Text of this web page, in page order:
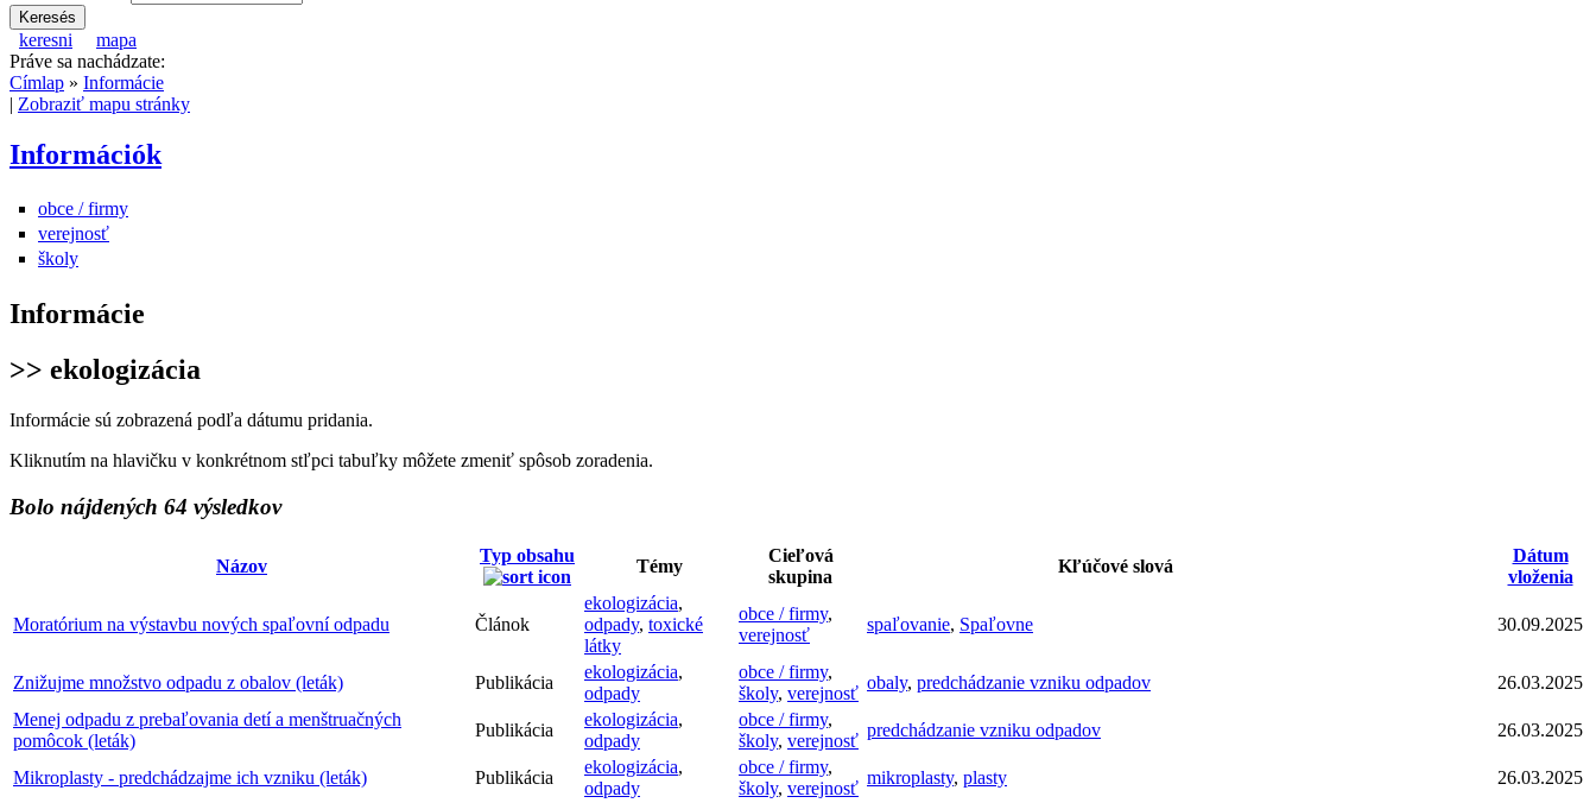
keresni
mapa
Práve sa nachádzate:
Címlap » Informácie
| Zobraziť mapu stránky
Információk
obce / firmy
verejnosť
školy
Informácie
>> ekologizácia
Informácie sú zobrazená podľa dátumu pridania.
Kliknutím na hlavičku v konkrétnom stľpci tabuľky môžete zmeniť spôsob zoradenia.
Bolo nájdených 64 výsledkov
Názov
Typ obsahu
Témy
Cieľová
skupina
Kľúčové slová
Dátum
vloženia
Moratórium na výstavbu nových spaľovní odpadu Článok
ekologizácia,
odpady, toxické
látky
obce / firmy,
verejnosť
spaľovanie, Spaľovne 30.09.2025
Znižujme množstvo odpadu z obalov (leták) Publikácia
ekologizácia,
odpady
obce / firmy,
školy, verejnosť
obaly, predchádzanie vzniku odpadov
26.03.2025
Menej odpadu z prebaľovania detí a menštruačných
pomôcok (leták)
Publikácia
ekologizácia,
odpady
obce / firmy,
školy, verejnosť
predchádzanie vzniku odpadov 26.03.2025
Mikroplasty - predchádzajme ich vzniku (leták) Publikácia
ekologizácia,
odpady
obce / firmy,
školy, verejnosť
mikroplasty, plasty 26.03.2025